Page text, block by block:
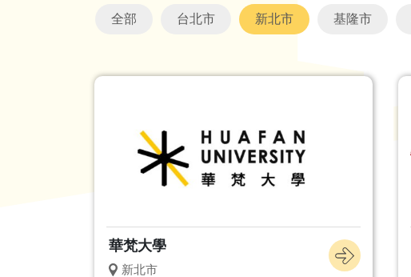
全部 台北市 新北市 基隆市
華梵大學
新北市